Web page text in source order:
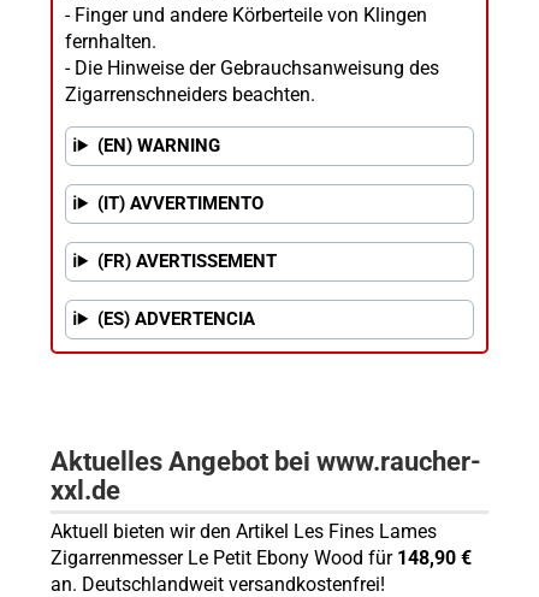
- Finger und andere Körberteile von Klingen
fernhalten.
- Die Hinweise der Gebrauchsanweisung des
Zigarrenschneiders beachten.
(EN) WARNING
(IT) AVVERTIMENTO
(FR) AVERTISSEMENT
(ES) ADVERTENCIA
Aktuelles Angebot bei www.raucher-
xxl.de
Aktuell bieten wir den Artikel Les Fines Lames
Zigarrenmesser Le Petit Ebony Wood für 148,90 €
an. Deutschlandweit versandkostenfrei!